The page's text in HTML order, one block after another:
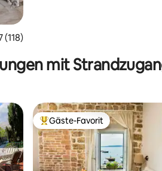
Bewertung: 4,97 von 5,
(118)
mit
Beliebter Gäste-Favorit.
Gäste-Favorit